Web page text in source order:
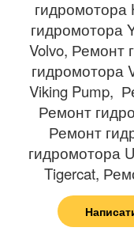
гидромотора
гидромотора
Volvo, Ремонт
гидромотора
Viking Pump,
Ремонт
Ремонт
гидромотора
Tigercat,
Ремонт
гидромотора